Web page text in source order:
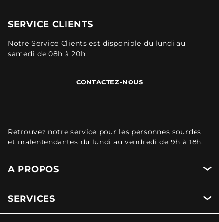
SERVICE CLIENTS
Notre Service Clients est disponible du lundi au
samedi de 08h à 20h.
CONTACTEZ-NOUS
Retrouvez notre service pour les personnes sourdes
et malentendantes du lundi au vendredi de 9h à 18h.
A PROPOS
SERVICES